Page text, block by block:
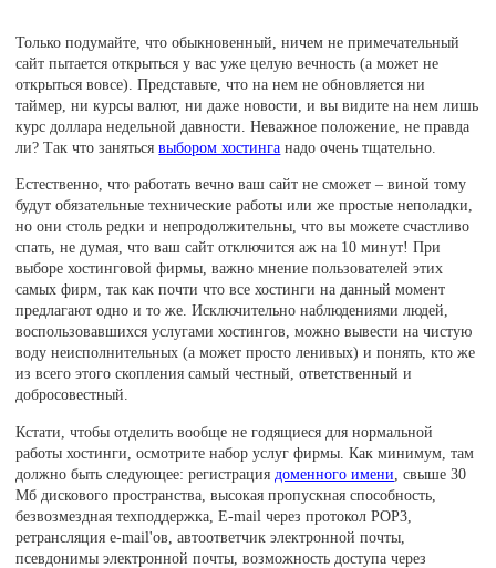
Только подумайте, что обыкновенный, ничем не примечательный
сайт пытается открыться у вас уже целую вечность (а может не
открыться вовсе). Представьте, что на нем не обновляется ни
таймер, ни курсы валют, ни даже новости, и вы видите на нем лишь
курс доллара недельной давности. Неважное положение, не правда
ли? Так что занятьсявыбором хостинга надо очень тщательно.
Естественно, что работать вечно ваш сайт не сможет – виной тому
будут обязательные технические работы или же простые неполадки,
но они столь редки и непродолжительны, что вы можете счастливо
спать, не думая, что ваш сайт отключится аж на 10 минут! При
выборе хостинговой фирмы, важно мнение пользователей этих
самых фирм, так как почти что все хостинги на данный момент
предлагают одно и то же. Исключительно наблюдениями людей,
воспользовавшихся услугами хостингов, можно вывести на чистую
воду неисполнительных (а может просто ленивых) и понять, кто же
из всего этого скопления самый честный, ответственный и
добросовестный.
Кстати, чтобы отделить вообще не годящиеся для нормальной
работы хостинги, осмотрите набор услуг фирмы. Как минимум, там
должно быть следующее: регистрация доменного имени , свыше 30
Мб дискового пространства, высокая пропускная способность,
безвозмездная техподдержка, E-mail через протокол POP3,
ретрансляция e-mail'ов, автоответчик электронной почты,
псевдонимы электронной почты, возможность доступа через